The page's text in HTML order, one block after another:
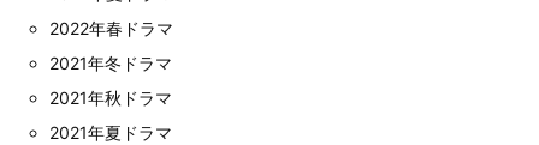
2022年春ドラマ
2021年冬ドラマ
2021年秋ドラマ
2021年夏ドラマ